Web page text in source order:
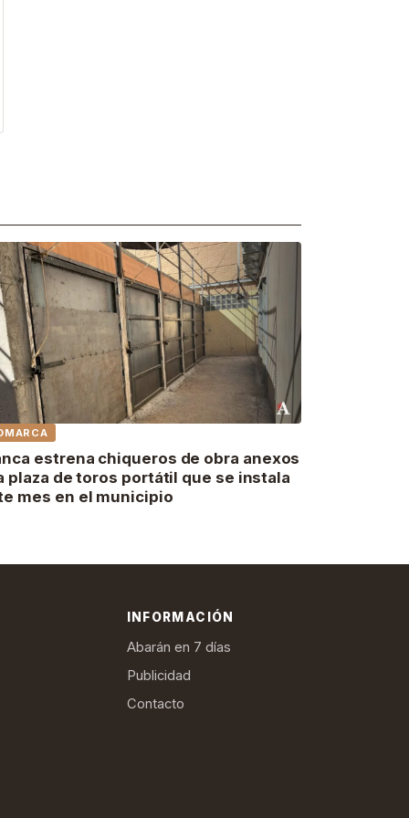
estrena chiqueros de obra anexos
plaza de toros portátil que se instala
mes en el municipio
INFORMACIÓN
Abarán en 7 días
Publicidad
Contacto